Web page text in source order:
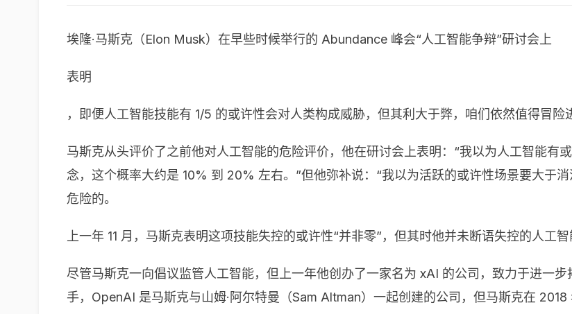
埃隆·马斯克（Elon Musk）在早些时候举行的 Abundance 峰会“人工智能争辩”研讨会上
表明
，即便人工智能技能有 1/5 的或许性会对人类构成威胁，但其利大于弊，咱们依然值得冒险
马斯克从头评价了之前他对人工智能的危险评价，他在研讨会上表明：“我以为人工智能
念，这个概率大约是 10% 到 20% 左右。”但他弥补说：“我以为活跃的或许性场景要大于
危险的。
上一年 11 月，马斯克表明这项技能失控的或许性“并非零”，但其时他并未断语失控的人工智
尽管马斯克一向倡议监管人工智能，但上一年他创办了一家名为 xAI 的公司，致力于进一
手，OpenAI 是马斯克与山姆·阿尔特曼（Sam Altman）一起创建的公司，但马斯克在 2018